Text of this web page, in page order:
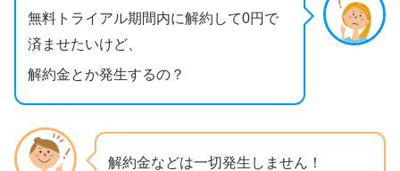
無料トライアル期間内に解約して0円で
済ませたいけど、
解約金とか発生するの？
解約金などは一切発生しません！